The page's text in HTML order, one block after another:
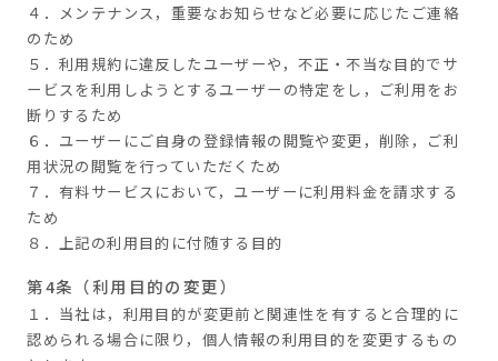
４．メンテナンス，重要なお知らせなど必要に応じたご連絡
のため
５．利用規約に違反したユーザーや，不正・不当な目的でサ
ービスを利用しようとするユーザーの特定をし，ご利用をお
断りするため
６．ユーザーにご自身の登録情報の閲覧や変更，削除，ご利
用状況の閲覧を行っていただくため
７．有料サービスにおいて，ユーザーに利用料金を請求する
ため
８．上記の利用目的に付随する目的
第4条（利用目的の変更）
１．当社は，利用目的が変更前と関連性を有すると合理的に
認められる場合に限り，個人情報の利用目的を変更するもの